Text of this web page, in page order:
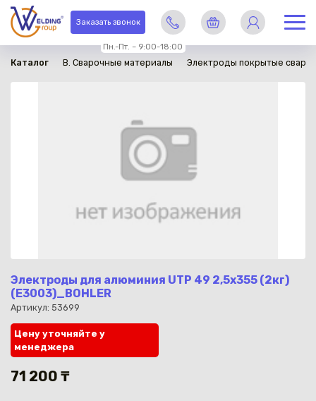
Заказать звонок
Пн.-Пт. – 9:00-18:00
Каталог B. Сварочные материалы Электроды покрытые
Электроды для алюминия UTP 49 2,5х355 (2кг)
(E3003)_BOHLER
Артикул: 53699
в наличии
Цену уточняйте у
менеджера
71 200 ₸